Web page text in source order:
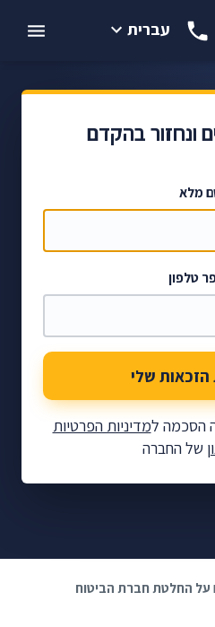
עברית
ונחזור בהקדם
מלא
טלפון
שלי
הסכמה למדיניות הפרטיות
של החברה
ביטוח
תקבלו
על החלטת חברת הביטוח